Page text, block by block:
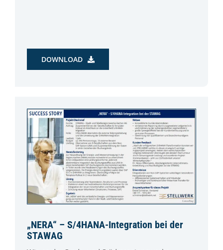
DOWNLOAD
„NERA“ – S/4HANA-Integration bei der
STAWAG